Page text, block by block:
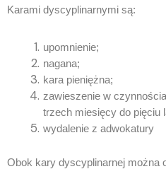
Karami dyscyplinarnymi są:
upomnienie;
nagana;
kara pieniężna;
zawieszenie w
trzech miesięcy do pięciu
wydalenie z adwokatury
Obok kary dyscyplinarnej można